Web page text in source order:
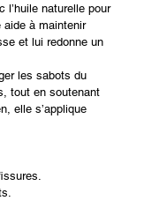
naturelle pour
aide à maintenir
et lui redonne un
les sabots du
tout en soutenant
elle s’applique